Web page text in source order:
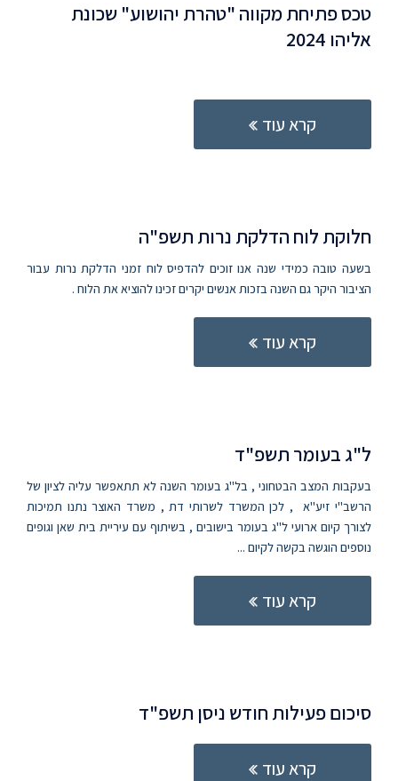
טכס פתיחת מקווה "טהרת יהושוע" שכונת
אליהו 2024
קרא עוד
חלוקת לוח הדלקת נרות תשפ"ה
בשעה טובה כמידי שנה אנו זוכים להדפיס לוח זמני הדלקת נרות עבור
הציבור היקר גם השנה בזכות אנשים יקרים זכינו להוציא את הלוח .
קרא עוד
ל"ג בעומר תשפ"ד
בעקבות המצב הבטחוני , בל"ג בעומר השנה לא תתאפשר עליה לציון של
הרשב"י זיע"א , לכן המשרד לשרותי דת , משרד האוצר נתנו תמיכות
לצורך קיום ארועי ל"ג בעומר בישובים , בשיתוף עם עיריית בית שאן וגופים
נוספים הוגשה בקשה לקיום ...
קרא עוד
סיכום פעילות חודש ניסן תשפ"ד
קרא עוד